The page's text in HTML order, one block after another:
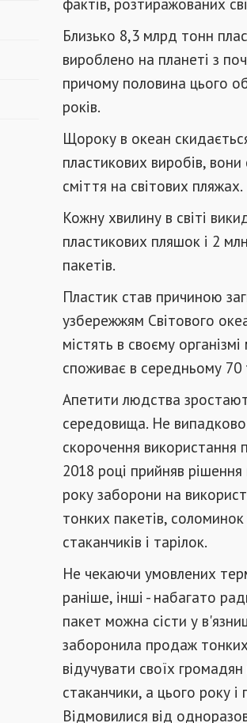
Близько 8,3 млрд тонн
вироблено на планеті з
причому половина цього
років.
Щороку в океан
пластикових виробів,
сміття на світових пляжах.
Кожну хвилину в світі
пластикових пляшок і 2
пакетів.
Пластик став причиною
узбережжям Світового
містять в своєму
споживає в середньому 70
Апетити людства
середовища. Не
скорочення
2018 році прийняв
року заборони на
тонких пакетів,
стаканчиків і тарілок.
Не чекаючи умовлених
раніше, інші - набагато
пакет можна сісти у
заборонила продаж
відучувати своїх
стаканчики, а цього року
Відмовилися від